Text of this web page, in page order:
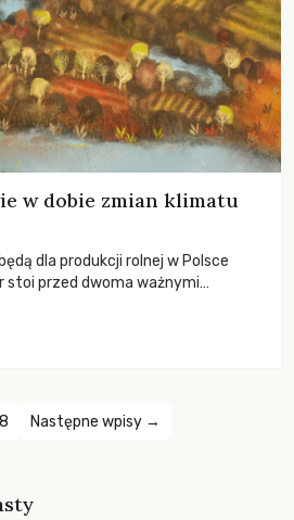
w dobie zmian klimatu
dla produkcji rolnej w Polsce
stoi przed dwoma ważnymi
Wymagać to będzie
Następne wpisy →